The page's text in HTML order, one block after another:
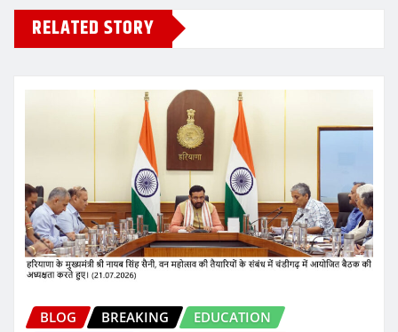
RELATED STORY
BLOG BREAKING
EDUCATION